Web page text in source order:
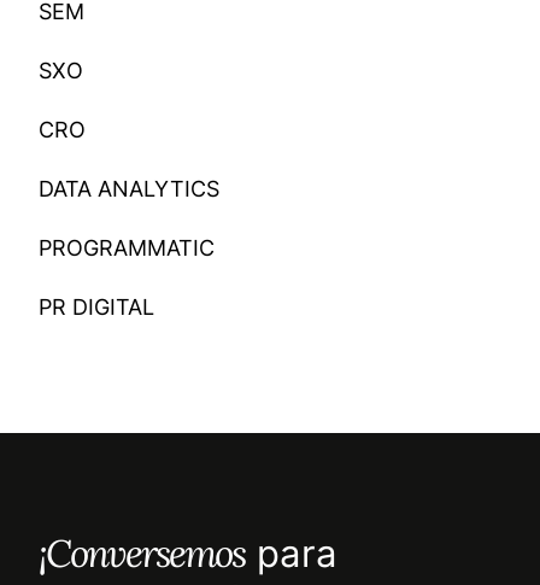
SEM
SXO
CRO
DATA ANALYTICS
PROGRAMMATIC
PR DIGITAL
¡Conversemospara